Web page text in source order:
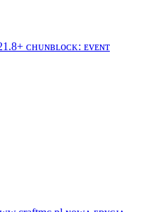
ᴄʜᴜɴʙʟᴏᴄᴋ: ᴇᴠᴇɴᴛ